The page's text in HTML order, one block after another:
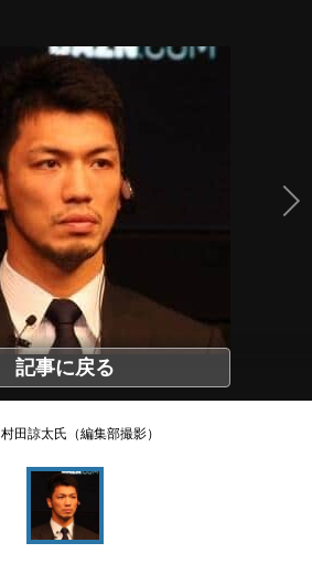
記事に戻る
村田諒太氏（編集部撮影）